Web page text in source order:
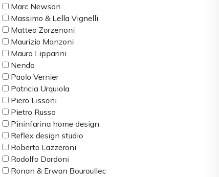
Marc Newson
Massimo & Lella Vignelli
Matteo Zorzenoni
Maurizio Manzoni
Mauro Lipparini
Nendo
Paolo Vernier
Patricia Urquiola
Piero Lissoni
Pietro Russo
Pininfarina home design
Reflex design studio
Roberto Lazzeroni
Rodolfo Dordoni
Ronan & Erwan Bouroullec